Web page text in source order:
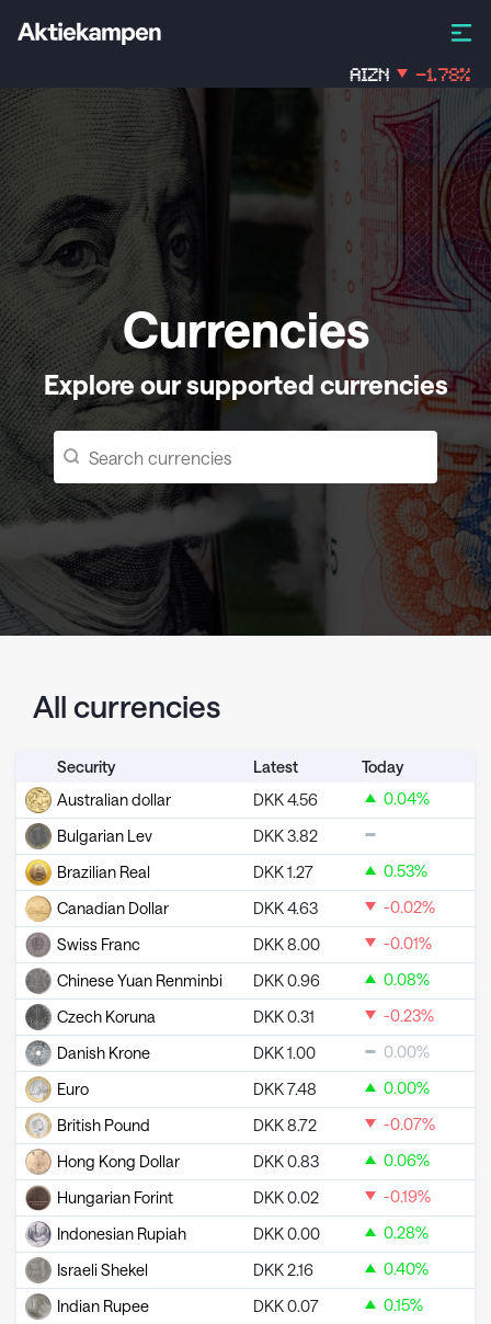
-1.78%
Currencies
Explore our supported currencies
All currencies
Security Latest
Today
Australian dollar
DKK4.56 0.04%
Bulgarian Lev
DKK3.82
Brazilian Real
DKK1.27 0.53%
Canadian Dollar
DKK4.63 -0.02%
Swiss Franc
DKK8.00 -0.01%
Chinese Yuan Renminbi
DKK0.96 0.08%
Czech Koruna
DKK0.31 -0.23%
Danish Krone
DKK1.00 0.00%
Euro
DKK7.48 0.00%
British Pound
DKK8.72 -0.07%
Hong Kong Dollar
DKK0.83 0.06%
Hungarian Forint
DKK0.02 -0.19%
Indonesian Rupiah
DKK0.00 0.28%
Israeli Shekel
DKK2.16 0.40%
Indian Rupee
DKK0.07 0.15%